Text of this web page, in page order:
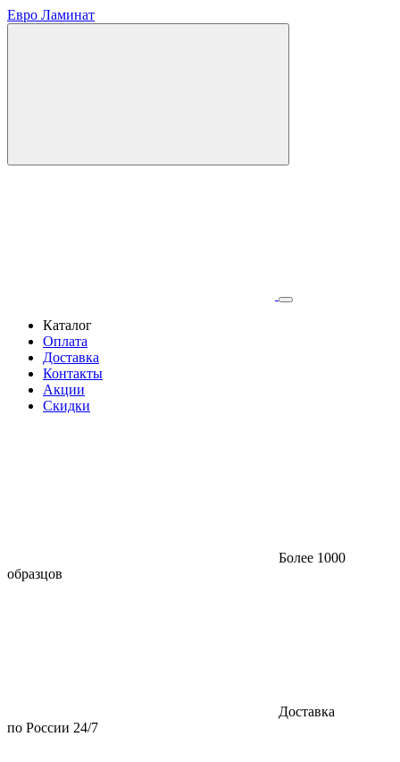
Евро Ламинат
Каталог
Оплата
Доставка
Контакты
Акции
Скидки
Более 1000
образцов
Доставка
по России 24/7